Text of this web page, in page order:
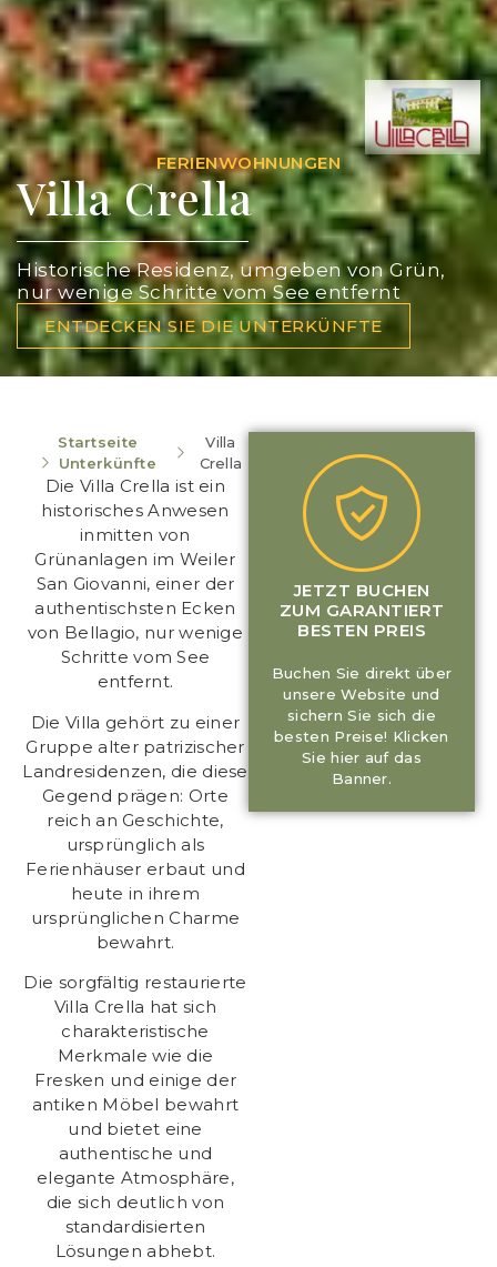
FERIENWOHNUNGEN
Villa Crella
Historische Residenz, umgeben von Grün,
nur wenige Schritte vom See entfernt
ENTDECKEN SIE DIE UNTERKÜNFTE
Startseite
Unterkünfte
Villa
Crella
Die Villa Crella ist ein
historisches Anwesen
inmitten von
Grünanlagen im Weiler
San Giovanni, einer der
authentischsten Ecken
von Bellagio, nur wenige
Schritte vom See
entfernt.
Die Villa gehört zu einer
Gruppe alter patrizischer
Landresidenzen, die diese
Gegend prägen: Orte
reich an Geschichte,
ursprünglich als
Ferienhäuser erbaut und
heute in ihrem
ursprünglichen Charme
bewahrt.
Die sorgfältig restaurierte
Villa Crella hat sich
charakteristische
Merkmale wie die
Fresken und einige der
antiken Möbel bewahrt
und bietet eine
authentische und
elegante Atmosphäre,
die sich deutlich von
standardisierten
Lösungen abhebt.
JETZT BUCHEN
ZUM GARANTIERT
BESTEN PREIS
Buchen Sie direkt über
unsere Website und
sichern Sie sich die
besten Preise! Klicken
Sie hier auf das
Banner.